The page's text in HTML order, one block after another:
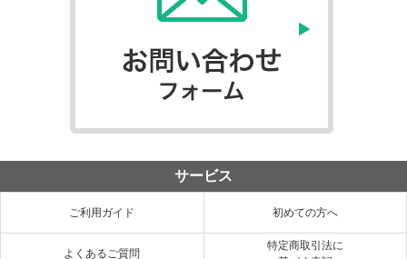
サービス
ご利用ガイド 初めての方へ
よくあるご質問
特定商取引法に